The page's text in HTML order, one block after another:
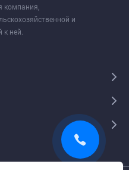
компания,
и
к ней.